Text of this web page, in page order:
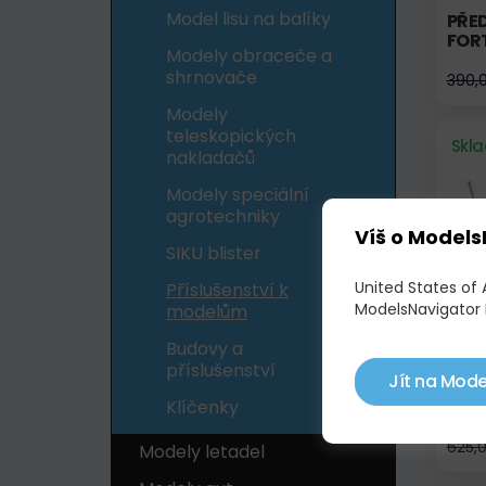
Model lisu na balíky
Modely obraceče a
shrnovače
Modely
teleskopických
nakladačů
Modely speciální
agrotechniky
SIKU blister
Příslušenství k
modelům
Budovy a
příslušenství
Klíčenky
Modely letadel
Víš o
United States of
ModelsNavigator
Jít na